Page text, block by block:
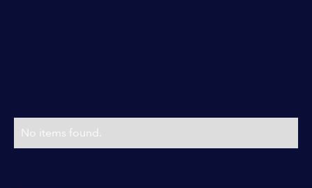
No items found.